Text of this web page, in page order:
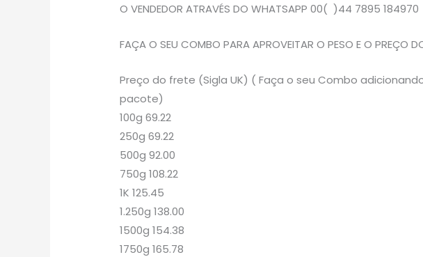
O VENDEDOR ATRAVÉS DO WHATSAPP 00( )44 7895 184970
FAÇA O SEU COMBO PARA APROVEITAR O PESO E O PREÇO
Preço do frete (Sigla UK) ( Faça o seu Combo
pacote)
100g 69.22
250g 69.22
500g 92.00
750g 108.22
1K 125.45
1.250g 138.00
1500g 154.38
1750g 165.78